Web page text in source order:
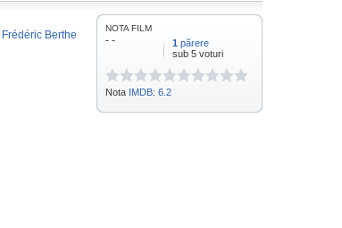
Frédéric Berthe
NOTA FILM
- - 1 părere
sub 5 voturi
Nota IMDB: 6.2